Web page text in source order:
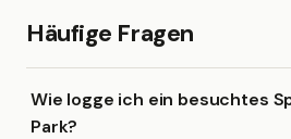
Häufige Fragen
Wie logge ich ein besuchtes
Park?